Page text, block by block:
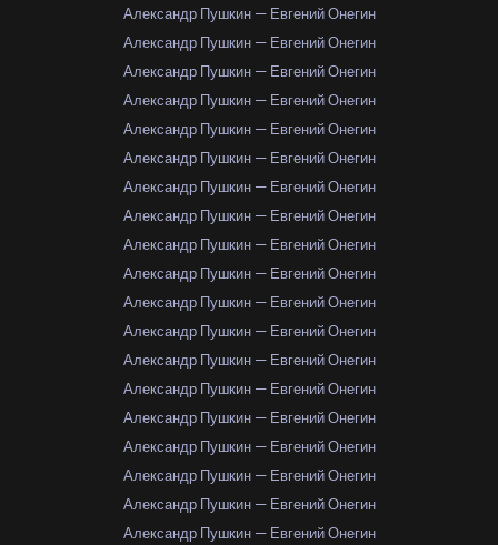
Александр Пушкин — Евгений Онегин
Александр Пушкин — Евгений Онегин
Александр Пушкин — Евгений Онегин
Александр Пушкин — Евгений Онегин
Александр Пушкин — Евгений Онегин
Александр Пушкин — Евгений Онегин
Александр Пушкин — Евгений Онегин
Александр Пушкин — Евгений Онегин
Александр Пушкин — Евгений Онегин
Александр Пушкин — Евгений Онегин
Александр Пушкин — Евгений Онегин
Александр Пушкин — Евгений Онегин
Александр Пушкин — Евгений Онегин
Александр Пушкин — Евгений Онегин
Александр Пушкин — Евгений Онегин
Александр Пушкин — Евгений Онегин
Александр Пушкин — Евгений Онегин
Александр Пушкин — Евгений Онегин
Александр Пушкин — Евгений Онегин